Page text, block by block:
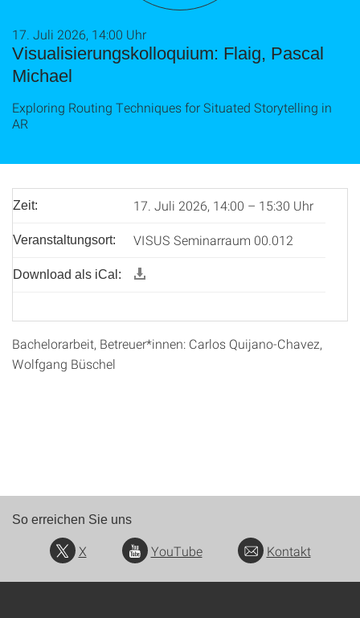
Visualisierungskolloquium: Flaig, Pascal
Michael
17. Juli 2026, 14:00 Uhr
Exploring Routing Techniques for Situated Storytelling in
AR
Zeit: 17. Juli 2026, 14:00 – 15:30 Uhr
Veranstaltungsort: VISUS Seminarraum 00.012
Download als iCal:
Bachelorarbeit, Betreuer*innen: Carlos Quijano-Chavez,
Wolfgang Büschel
So erreichen Sie uns
X YouTube Kontakt